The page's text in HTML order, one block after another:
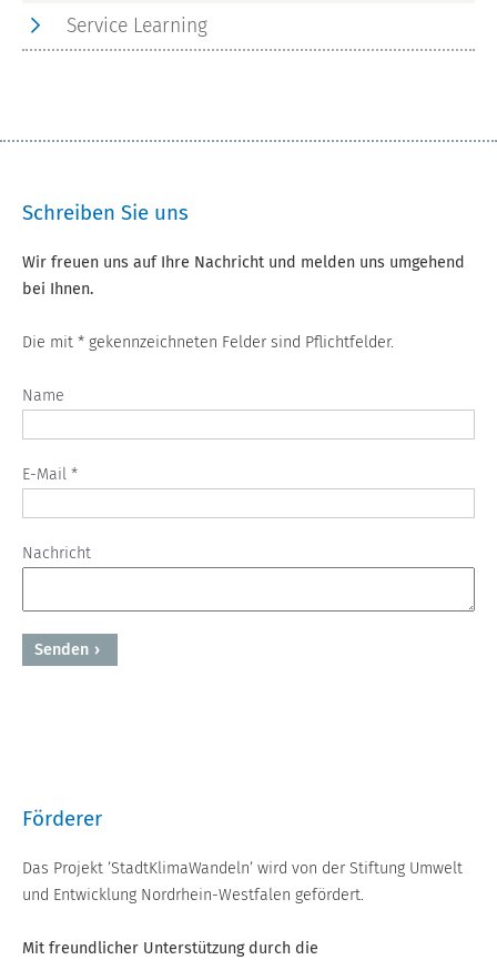
Service Learning
Schreiben Sie uns
Wir freuen uns auf Ihre Nachricht und melden uns umgehend
bei Ihnen.
Die mit * gekennzeichneten Felder sind Pflichtfelder.
Name
E-Mail *
Nachricht
Senden
Förderer
Das Projekt ’StadtKlimaWandeln’ wird von der Stiftung Umwelt
und Entwicklung Nordrhein-Westfalen gefördert.
Mit freundlicher Unterstützung durch die